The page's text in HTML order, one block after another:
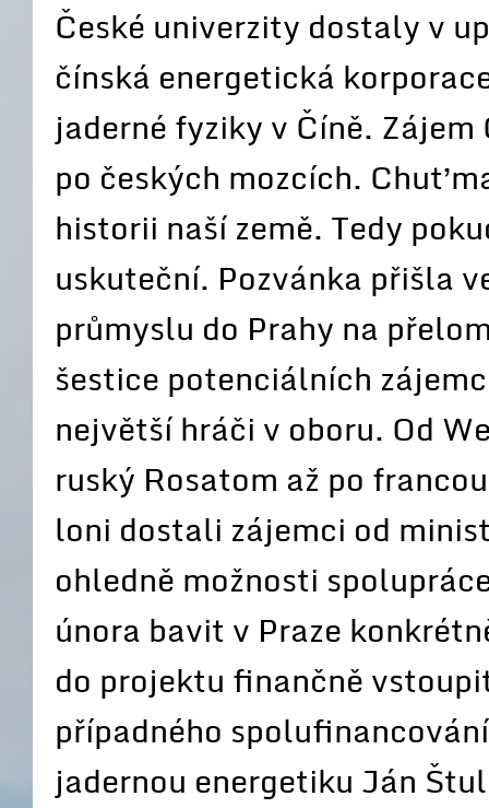
České univerzity dostaly v
čínská energetická
jaderné fyziky v Číně.
po českých mozcích. Chuť
historii naší země. Tedy
uskuteční. Pozvánka přišla
průmyslu do Prahy na
šestice potenciálních
největší hráči v oboru. Od
ruský Rosatom až po
loni dostali zájemci od
ohledně možnosti
února bavit v Praze
do projektu finančně
případného
jadernou energetiku Ján